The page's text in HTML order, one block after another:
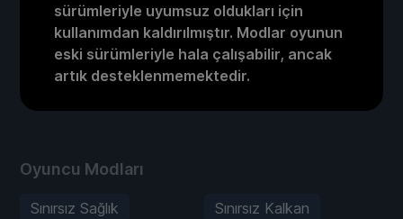
sürümleriyle uyumsuz oldukları için
kullanımdan kaldırılmıştır. Modlar oyunun
eski sürümleriyle hala çalışabilir, ancak
artık desteklenmemektedir.
Oyuncu Modları
Sınırsız Sağlık
Sınırsız Kalkan